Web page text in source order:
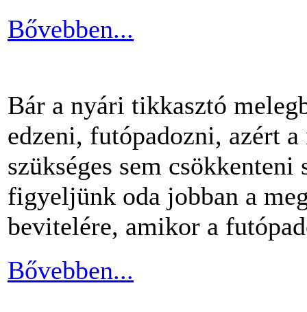
Bővebben...
Bár a nyári tikkasztó
edzeni, futópadozni, azért
szükséges sem
figyeljünk oda jobban a
bevitelére, amikor a
Bővebben...